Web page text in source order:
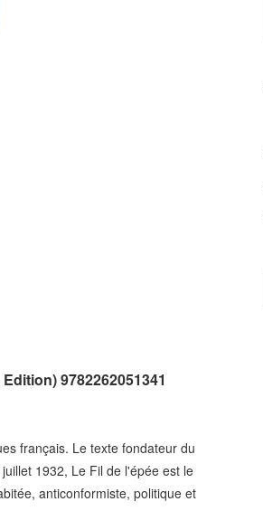
9782262051341
français. Le texte fondateur du
1932, Le Fil de l'épée est le
anticonformiste, politique et